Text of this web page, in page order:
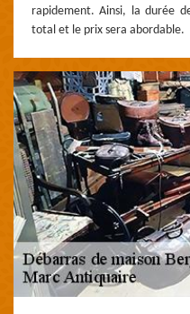
rapidement. Ainsi, la durée
total et le prix sera abordable.